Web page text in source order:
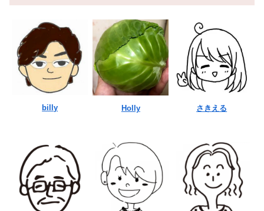
billy Holly さきえる